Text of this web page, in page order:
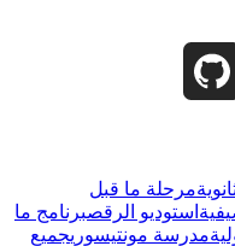
مرحلة ما قبل
استوديو الرقصبرنامج ما
مدرسة مونتيسوريجميع